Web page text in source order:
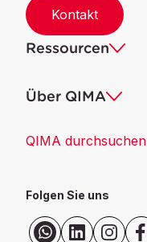
Kontakt
Ressourcen
Über QIMA
QIMA durchsuchen
Folgen Sie uns